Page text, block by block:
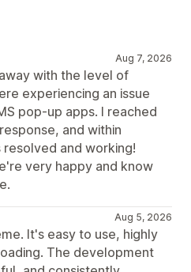
Aug 7, 2026
with the level of
experiencing an issue
pop-up apps. I reached
and within
and working!
very happy and know
Aug 5, 2026
It's easy to use, highly
The development